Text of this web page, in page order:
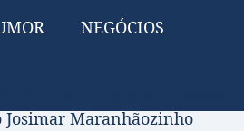
NEGÓCIOS
Maranhãozinho